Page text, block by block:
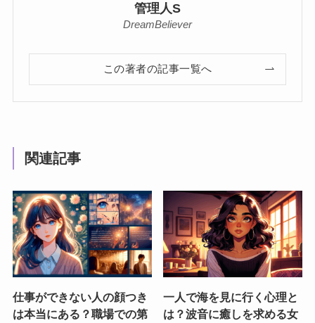
管理人S
DreamBeliever
この著者の記事一覧へ
関連記事
仕事ができない人の顔つき
は本当にある？職場での第
一人で海を見に行く心理と
は？波音に癒しを求める女